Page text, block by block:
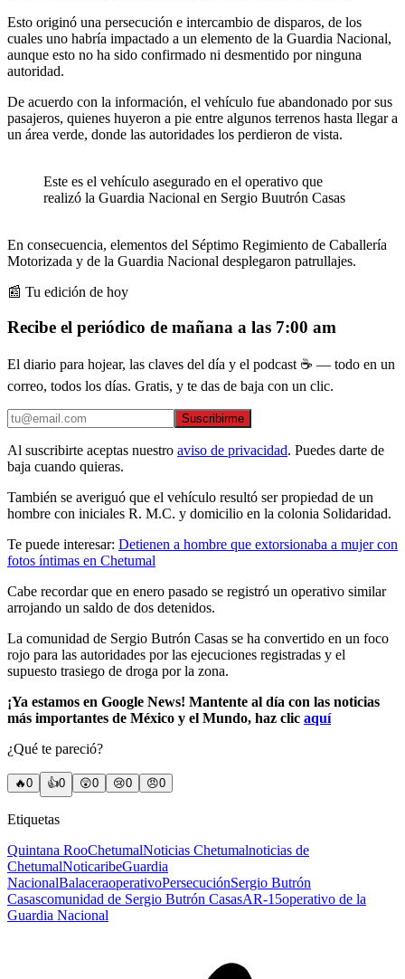
Esto originó una persecución e intercambio de disparos, de los
cuales uno habría impactado a un elemento de la Guardia Nacional,
aunque esto no ha sido confirmado ni desmentido por ninguna
autoridad.
De acuerdo con la información, el vehículo fue abandonado por sus
pasajeros, quienes huyeron a pie entre algunos terrenos hasta llegar a
un área verde, donde las autoridades los perdieron de vista.
Este es el vehículo asegurado en el operativo que
realizó la Guardia Nacional en Sergio Buutrón Casas
En consecuencia, elementos del Séptimo Regimiento de Caballería
Motorizada y de la Guardia Nacional desplegaron patrullajes.
📰 Tu edición de hoy
Recibe el periódico de mañana a las 7:00 am
El diario para hojear, las claves del día y el podcast ☕ — todo en un
correo, todos los días. Gratis, y te das de baja con un clic.
Suscribirme
Al suscribirte aceptas nuestro aviso de privacidad. Puedes darte de
baja cuando quieras.
También se averiguó que el vehículo resultó ser propiedad de un
hombre con iniciales R. M.C. y domicilio en la colonia Solidaridad.
Te puede interesar: Detienen a hombre que extorsionaba a mujer con
fotos íntimas en Chetumal
Cabe recordar que en enero pasado se registró un operativo similar
arrojando un saldo de dos detenidos.
La comunidad de Sergio Butrón Casas se ha convertido en un foco
rojo para las autoridades por las ejecuciones registradas y el
supuesto trasiego de droga por la zona.
¡Ya estamos en Google News! Mantente al día con las noticias
más importantes de México y el Mundo, haz clic aquí
¿Qué te pareció?
🔥0 👍0 😲0 😢0 😠0
Etiquetas
Quintana RooChetumalNoticias Chetumalnoticias de
ChetumalNoticaribeGuardia
NacionalBalaceraoperativoPersecuciónSergio Butrón
Casascomunidad de Sergio Butrón CasasAR-15operativo de la
Guardia Nacional